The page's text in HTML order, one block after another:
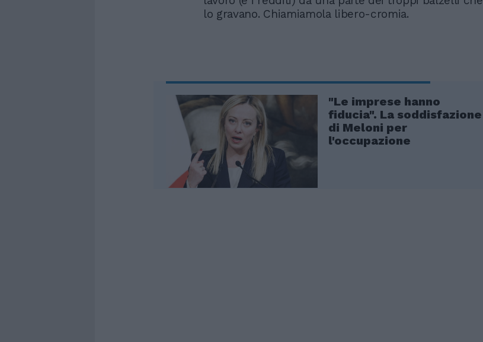
lo gravano. Chiamiamola libero-cromia.
"Le imprese hanno
fiducia". La soddisfazione
di Meloni per
l'occupazione